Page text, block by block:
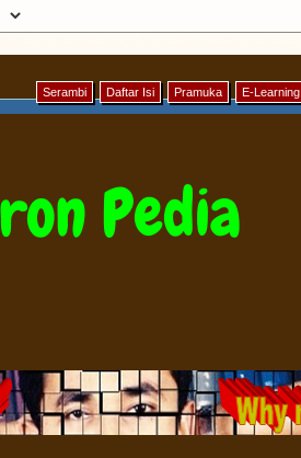
Serambi Daftar Isi Pramuka E-Learning
Pedia